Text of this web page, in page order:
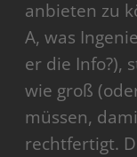
anbieten zu
A, was
er die Info?),
wie groß
müssen,
rechtfertigt.